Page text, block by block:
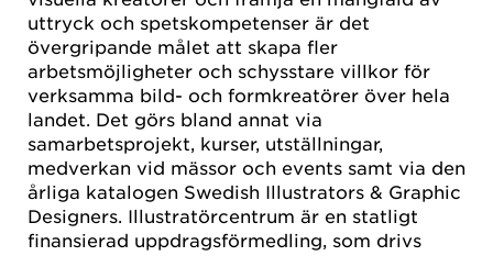
uttryck och spetskompetenser är det
övergripande målet att skapa fler
arbetsmöjligheter och schysstare villkor för
verksamma bild- och formkreatörer över hela
landet. Det görs bland annat via
samarbetsprojekt, kurser, utställningar,
medverkan vid mässor och events samt via den
årliga katalogen Swedish Illustrators & Graphic
Designers. Illustratörcentrum är en statligt
finansierad uppdragsförmedling, som drivs